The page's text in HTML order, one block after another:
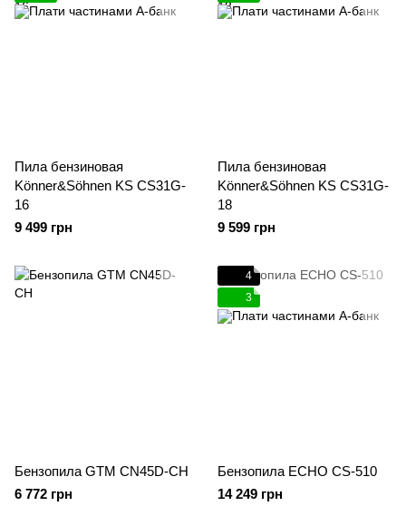
Пила бензиновая
Könner&Söhnen KS CS31G-
16
9 499 грн
Пила бензиновая
Könner&Söhnen KS CS31G-
18
9 599 грн
Бензопила GTM CN45D-CH
6 772 грн
4
3
Бензопила ECHO CS-510
14 249 грн